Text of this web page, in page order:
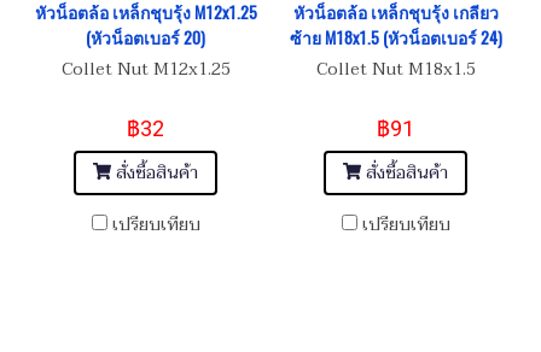
หัวน็อตล้อ เหล็กชุบรุ้ง M12x1.25
(หัวน็อตเบอร์ 20)
Collet Nut M12x1.25
฿32
สั่งซื้อสินค้า
เปรียบเทียบ
หัวน็อตล้อ เหล็กชุบรุ้ง เกลียว
ซ้าย M18x1.5 (หัวน็อตเบอร์ 24)
Collet Nut M18x1.5
฿91
สั่งซื้อสินค้า
เปรียบเทียบ